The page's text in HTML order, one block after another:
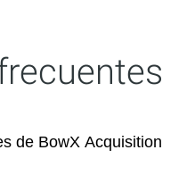
de BowX Acquisition